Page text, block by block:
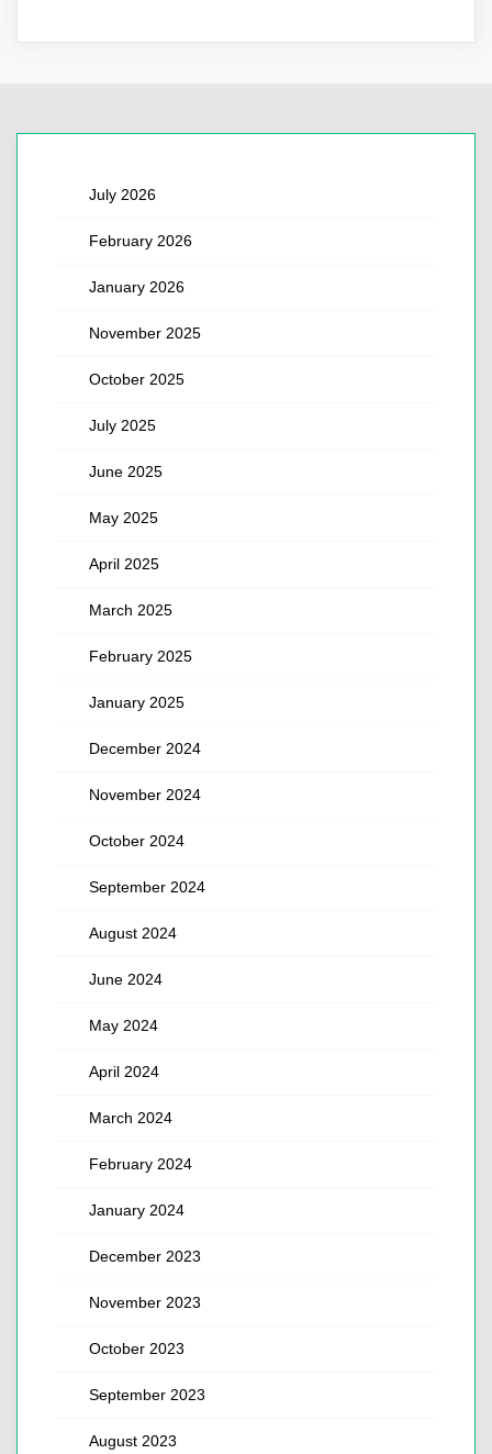
July 2026
February 2026
January 2026
November 2025
October 2025
July 2025
June 2025
May 2025
April 2025
March 2025
February 2025
January 2025
December 2024
November 2024
October 2024
September 2024
August 2024
June 2024
May 2024
April 2024
March 2024
February 2024
January 2024
December 2023
November 2023
October 2023
September 2023
August 2023